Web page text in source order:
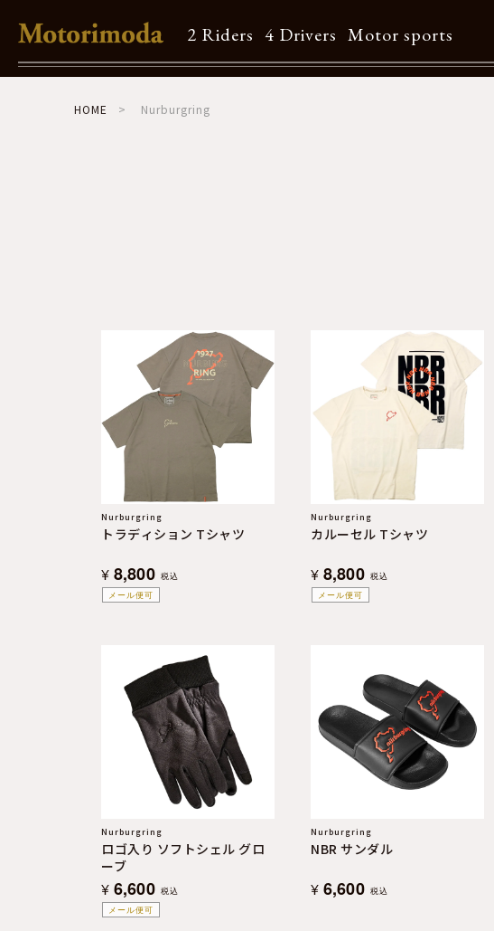
2 Riders 4 Drivers Motor sports
Shop Info
よくある質問
HOME Nurburgring
メール便可
Nurburgring
トラディション Tシャツ
¥ 8,800 税込
メール便可
Nurburgring
カルーセル Tシャツ
¥ 8,800 税込
メール便可
Nurburgring
ロゴ入り ソフトシェル グロ
ーブ
¥ 6,600 税込
Nurburgring
NBR サンダル
¥ 6,600 税込